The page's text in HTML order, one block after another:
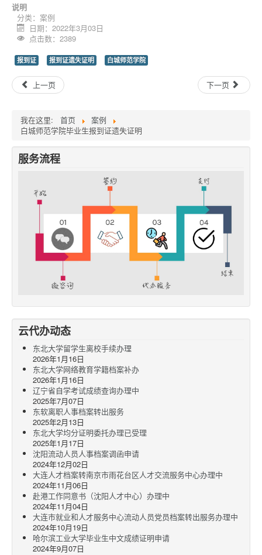
说明
分类： 案例
日期：2022年3月03日
点击数：2389
报到证 报到证遗失证明 白城师范学院
上一页 下一页
我在这里: 首页
案例
白城师范学院毕业生报到证遗失证明
服务流程
云代办动态
东北大学留学生离校手续办理
2026年1月16日
东北大学网络教育学籍档案补办
2026年1月16日
辽宁省自学考试成绩查询办理中
2025年7月07日
东软离职人事档案转出服务
2025年2月13日
东北大学均分证明委托办理已受理
2025年1月17日
沈阳流动人员人事档案调函申请
2024年12月02日
大连人才档案转南京市雨花台区人才交流服务中心办理中
2024年11月06日
赴港工作同意书（沈阳人才中心）办理中
2024年11月04日
大连市就业和人才服务中心流动人员党员档案转出服务办理中
2024年10月19日
哈尔滨工业大学毕业生中文成绩证明申请
2024年9月07日